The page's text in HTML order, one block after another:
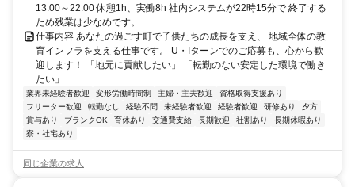
13:00～22:00 休憩1h、実働8h 社内システムが22時15分で 終了する
ため残業は少なめです。
仕事内容 あなたの過ごす町で子供たちの成長を支え、 地域全体の教
育インフラを支える仕事です。 U・Iターンでのご応募も、心から歓
迎します！ 「地元に貢献したい」 「転勤のない安定した環境で働き
たい」...
業界未経験者歓迎 変形労働時間制 主婦・主夫歓迎
資格取得支援あり
フリーター歓迎
転勤なし 経験不問 未経験者歓迎 経験者歓迎 研修あり
夕方
賞与あり
ブランクOK 育休あり 交通費支給 長期歓迎 社割あり
長期休暇あり
寮・社宅あり
同じ企業の求人